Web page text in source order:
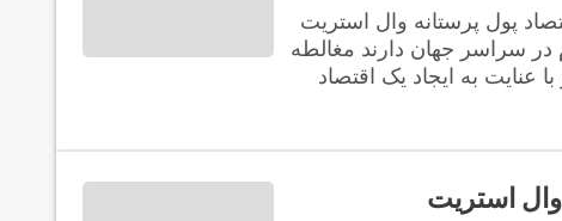
پول پرستانه وال استریت
در سراسر جهان دارند مغالطه
عنایت به ایجاد یک اقتصاد
استریت